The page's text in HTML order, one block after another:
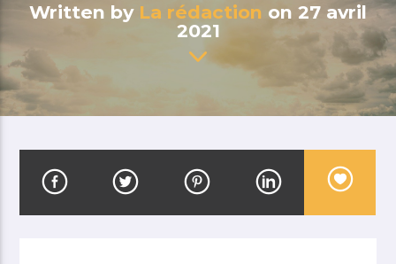
Written by La rédaction on 27 avril
2021